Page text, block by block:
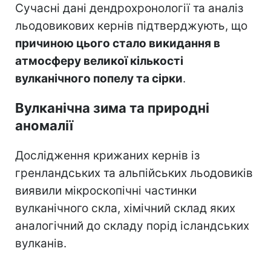
Сучасні дані дендрохронології та аналіз
льодовикових кернів підтверджують, що
причиною цього стало викидання в
атмосферу великої кількості
вулканічного попелу та сірки.
Вулканічна зима та природні
аномалії
Дослідження крижаних кернів із
гренландських та альпійських льодовиків
виявили мікроскопічні частинки
вулканічного скла, хімічний склад яких
аналогічний до складу порід ісландських
вулканів.